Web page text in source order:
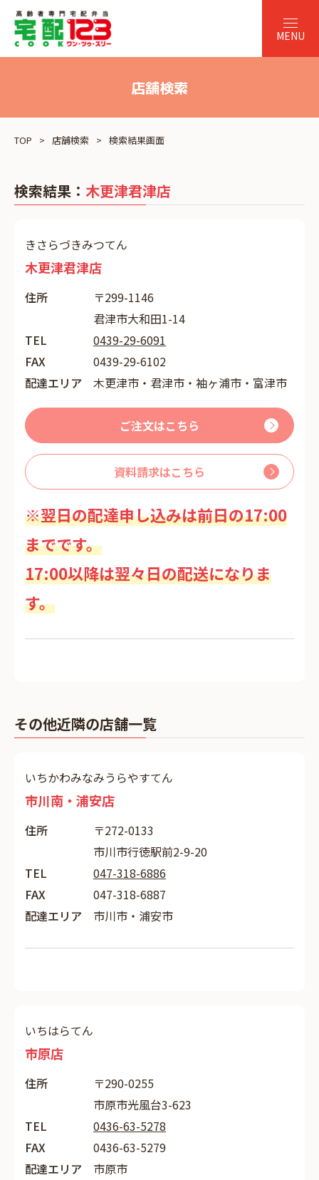
店舗検索
TOP 店舗検索 検索結果画面
検索結果： 木更津君津店
きさらづきみつてん
木更津君津店
住所
〒299-1146
君津市大和田1-14
TEL
0439-29-6091
FAX
0439-29-6102
配達エリア
木更津市・君津市・袖ヶ浦市・富津市
ご注文はこちら
資料請求はこちら
※翌日の配達申し込みは前日の17:00
までです。
17:00以降は翌々日の配送になりま
す。
その他近隣の店舗一覧
いちかわみなみうらやすてん
市川南・浦安店
住所
〒272-0133
市川市行徳駅前2-9-20
TEL
047-318-6886
FAX
047-318-6887
配達エリア
市川市・浦安市
いちはらてん
市原店
住所
〒290-0255
市原市光風台3-623
TEL
0436-63-5278
FAX
0436-63-5279
配達エリア
市原市